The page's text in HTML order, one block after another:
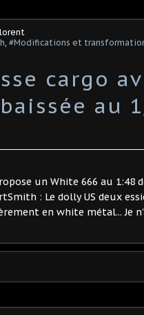
, #Modifications et
cargo
au
un White 666 au 1:48
: Le dolly US deux
en white métal... Je